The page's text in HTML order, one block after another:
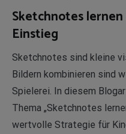
Sketchnotes
Einstieg
Sketchnotes sind kleine
Bildern kombinieren sind
Spielerei. In diesem
Thema „Sketchnotes
wertvolle Strategie für